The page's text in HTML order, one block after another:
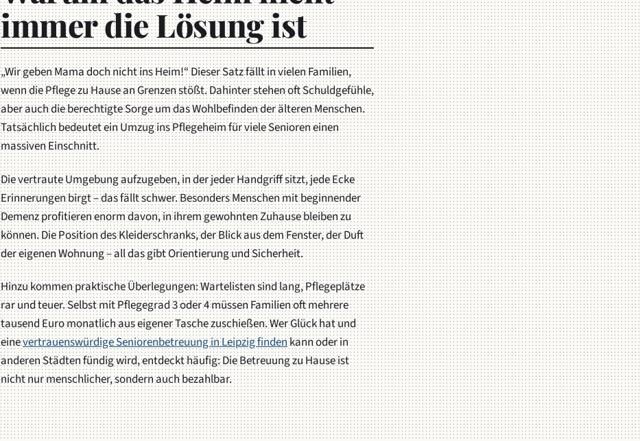
immer die Lösung ist
„Wir geben Mama doch nicht ins Heim!“ Dieser Satz fällt in vielen Familien,
wenn die Pflege zu Hause an Grenzen stößt. Dahinter stehen oft Schuldgefühle,
aber auch die berechtigte Sorge um das Wohlbefinden der älteren Menschen.
Tatsächlich bedeutet ein Umzug ins Pflegeheim für viele Senioren einen
massiven Einschnitt.
Die vertraute Umgebung aufzugeben, in der jeder Handgriff sitzt, jede Ecke
Erinnerungen birgt – das fällt schwer. Besonders Menschen mit beginnender
Demenz profitieren enorm davon, in ihrem gewohnten Zuhause bleiben zu
können. Die Position des Kleiderschranks, der Blick aus dem Fenster, der Duft
der eigenen Wohnung – all das gibt Orientierung und Sicherheit.
Hinzu kommen praktische Überlegungen: Wartelisten sind lang, Pflegeplätze
rar und teuer. Selbst mit Pflegegrad 3 oder 4 müssen Familien oft mehrere
tausend Euro monatlich aus eigener Tasche zuschießen. Wer Glück hat und
einevertrauenswürdige Seniorenbetreuung in Leipzig findenkann oder in
anderen Städten fündig wird, entdeckt häufig: Die Betreuung zu Hause ist
nicht nur menschlicher, sondern auch bezahlbar.